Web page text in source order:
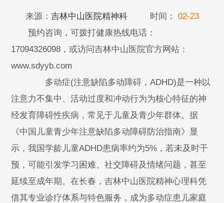
来源： 吉林中山医院精神科时间：
02-23
预约咨询，可拨打健康热线电话：
17094326098，或访问吉林中山医院官方网站：
www.sdyyb.com
多动症(注意缺陷多动障碍，ADHD)是一种以
注意力不集中、活动过度和冲动行为为核心特征的神
经发育障碍性疾病，常见于儿童及青少年群体。据
《中国儿童青少年注意缺陷多动障碍防治指南》显
示，我国学龄儿童ADHD患病率约为5%，若未及时干
预，可能引发学习困难、社交障碍及情绪问题，甚至
延续至成年期。在长春，吉林中山医院精神心理科凭
借其专业诊疗体系与特色服务，成为多动症患儿家庭